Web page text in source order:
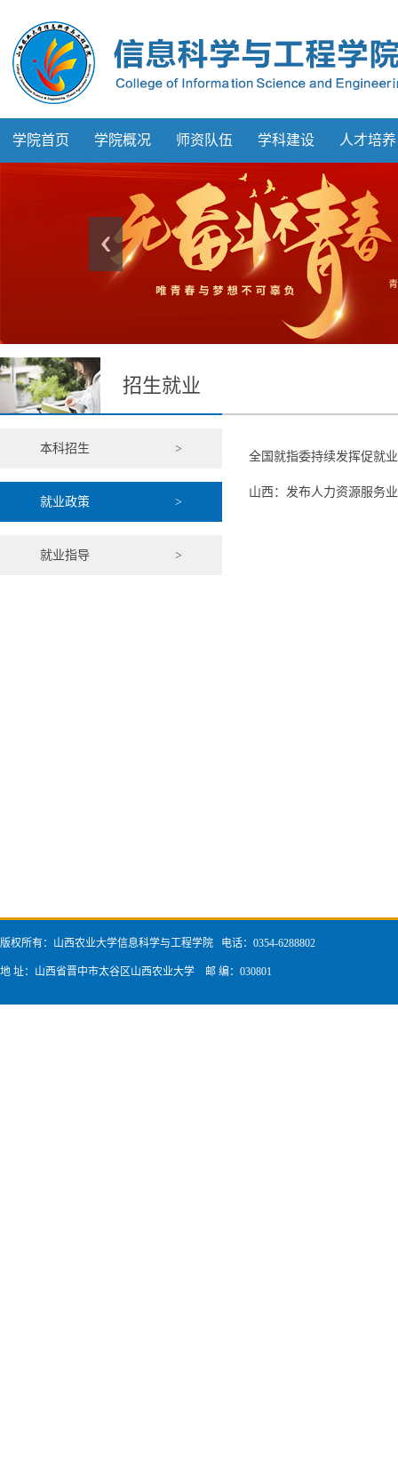
学院首页 学院概况 师资队伍 学科建设 人才培养
招生就业
本科招生 >
就业政策 >
就业指导 >
全国就指委持续发挥促就
山西：发布人力资源服务
版权所有：山西农业大学信息科学与工程学院 电话：0354-6288802
地 址：山西省晋中市太谷区山西农业大学 邮 编：030801